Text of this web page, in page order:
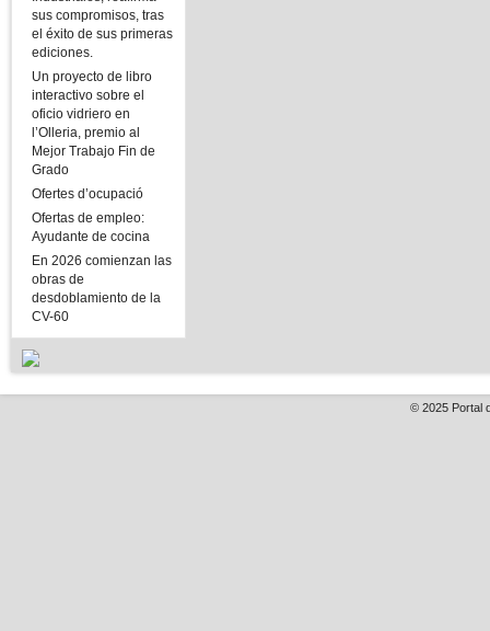
sus compromisos, tras
el éxito de sus primeras
ediciones.
Un proyecto de libro
interactivo sobre el
oficio vidriero en
l’Olleria, premio al
Mejor Trabajo Fin de
Grado
Ofertes d’ocupació
Ofertas de empleo:
Ayudante de cocina
En 2026 comienzan las
obras de
desdoblamiento de la
CV-60
© 2025 Portal